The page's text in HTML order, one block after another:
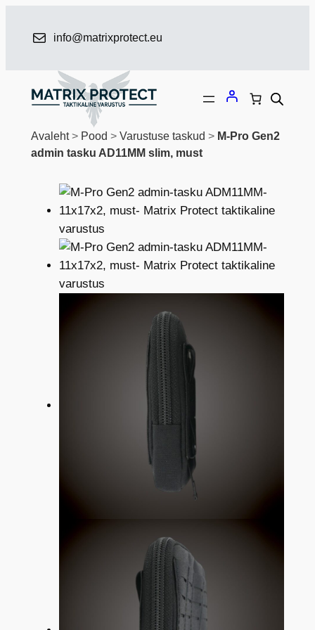
info@matrixprotect.eu
Avaleht> Pood > Varustuse taskud > M-Pro Gen2
admin tasku AD11MM slim, must